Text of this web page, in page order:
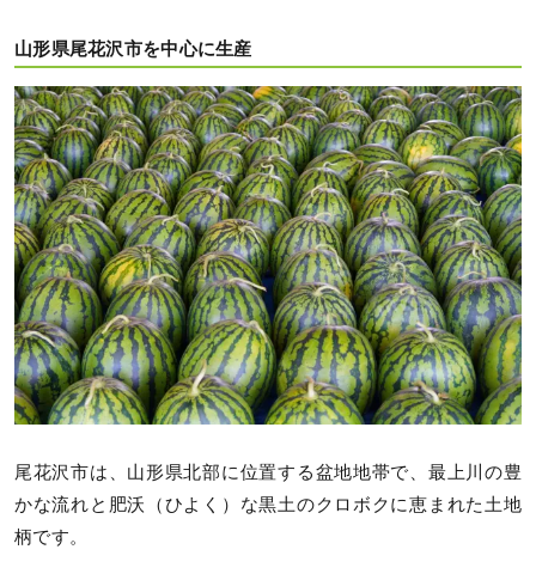
山形県尾花沢市を中心に生産
尾花沢市は、山形県北部に位置する盆地地帯で、最上川の豊
かな流れと肥沃（ひよく）な黒土のクロボクに恵まれた土地
柄です。